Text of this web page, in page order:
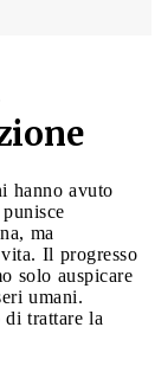
hanno avuto
ma
Il progresso
solo auspicare
umani.
trattare la